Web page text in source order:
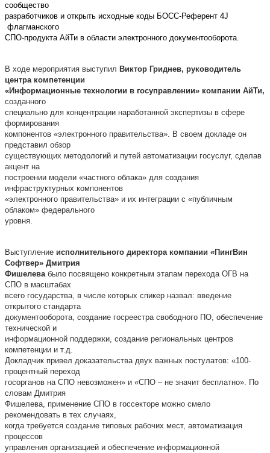
сообщество
разработчиков и открыть исходные коды БОСС-Референт 4J
флагманского
СПО-продукта АйТи в области электронного документооборота.
В ходе мероприятия выступил Виктор Гриднев, руководитель
центра компетенции
«Информационные технологии в госуправлении» компании АйТи,
созданного
специально для концентрации наработанной экспертизы в сфере
формирования
компонентов «электронного правительства». В своем докладе он
представил обзор
существующих методологий и путей автоматизации госуслуг, сделав
акцент на
построении модели «частного облака» для создания
инфраструктурных компонентов
«электронного правительства» и их интеграции с «публичным
облаком» федерального
уровня.
Выступление исполнительного директора компании «ПингВин
Софтвер» Дмитрия
Фишелевабыло посвящено конкретным этапам перехода ОГВ на
СПО в масштабах
всего государства, в числе которых спикер назвал: введение
открытого стандарта
документооборота, создание госреестра свободного ПО, обеспечение
технической и
информационной поддержки, создание региональных центров
компетенции и т.д.
Докладчик привел доказательства двух важных постулатов: «100-
процентный переход
госорганов на СПО невозможен» и «СПО – не значит бесплатно». По
словам Дмитрия
Фишелева, применение СПО в госсекторе можно смело
рекомендовать в тех случаях,
когда требуется создание типовых рабочих мест, автоматизация
процессов
управления организацией и обеспечение информационной